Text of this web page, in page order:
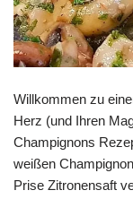
Willkommen zu
Herz (und Ihren
Champignons
weißen
Prise Zitronensaft